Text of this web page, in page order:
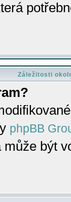
Záležitosti
phpBB
být